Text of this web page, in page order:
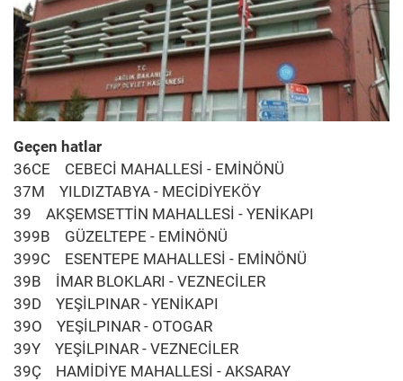
Geçen hatlar
36CE CEBECİ MAHALLESİ - EMİNÖNÜ
37M YILDIZTABYA - MECİDİYEKÖY
39 AKŞEMSETTİN MAHALLESİ - YENİKAPI
399B GÜZELTEPE - EMİNÖNÜ
399C ESENTEPE MAHALLESİ - EMİNÖNÜ
39B İMAR BLOKLARI - VEZNECİLER
39D YEŞİLPINAR - YENİKAPI
39O YEŞİLPINAR - OTOGAR
39Y YEŞİLPINAR - VEZNECİLER
39Ç HAMİDİYE MAHALLESİ - AKSARAY